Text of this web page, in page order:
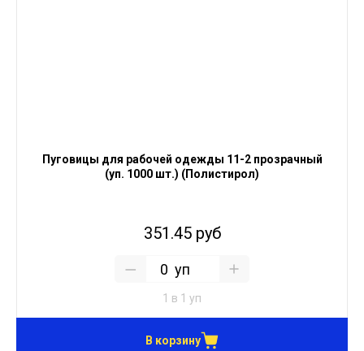
Пуговицы для рабочей одежды 11-2 прозрачный
(уп. 1000 шт.) (Полистирол)
351.45 руб
уп
1 в 1 уп
В корзину